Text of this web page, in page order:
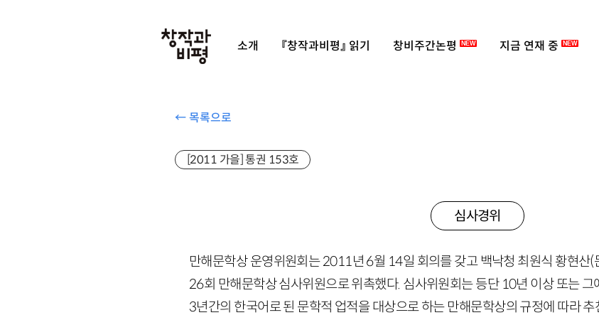
소개 『창작과비평』 읽기 창비주간논평 NEW 지금 연재 중 NEW
← 목록으로
[2011 가을] 통권 153호
심사경위
만해문학상 운영위원회는2011년 6월 14일 회의를 갖고 백낙청 최원식 황현산(
26회 만해문학상 심사위원으로 위촉했다. 심사위원회는 등단 10년 이상 또는 그
3년간의 한국어로 된 문학적 업적을 대상으로 하는 만해문학상의 규정에 따라 추